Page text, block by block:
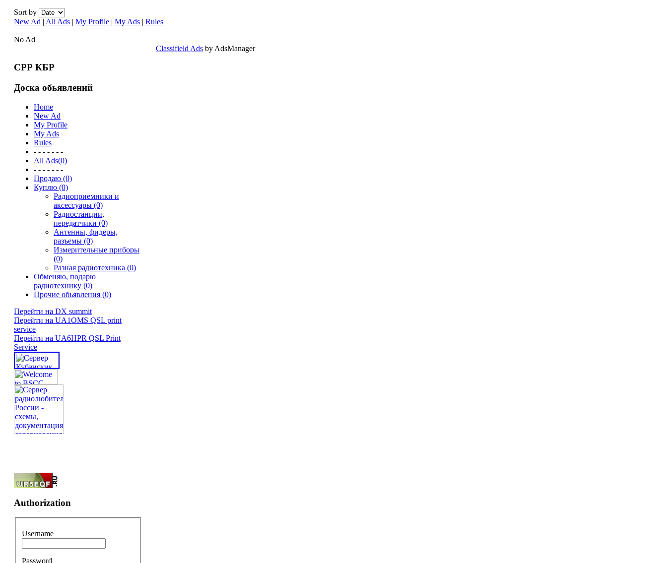
Sort by
New Ad | All Ads| My Profile| My Ads| Rules
No Ad
Classifield Ads by AdsManager
СРР КБР
Доска обьявлений
Home
New Ad
My Profile
My Ads
Rules
- - - - - - -
All Ads(0)
- - - - - - -
Продаю (0)
Куплю (0)
Радиоприемники и
аксессуары (0)
Радиостанции,
передатчики (0)
Антенны, фидеры,
разъемы (0)
Измерительные приборы
(0)
Разная радиотехника (0)
Обменяю, подарю
радиотехнику (0)
Прочие обьявления (0)
Перейти на DX summit
Перейти на UA1OMS QSL print
service
Перейти на UA6HPR QSL Print
Service
Authorization
Username
Password